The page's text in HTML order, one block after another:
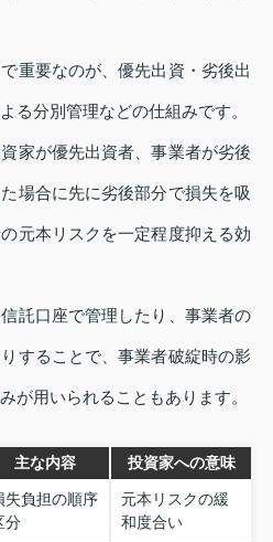
重要なのが、優先出資・劣後出
る分別管理などの仕組みです。
家が優先出資者、事業者が劣後
場合に先に劣後部分で損失を吸
元本リスクを一定程度抑える効
託口座で管理したり、事業者の
することで、事業者破綻時の影
が用いられることもあります。
主な内容 投資家への意味
失負担の順序
分
元本リスクの緩
和度合い